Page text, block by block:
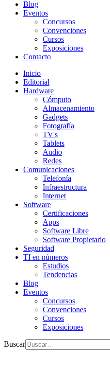
Blog
Eventos
Concursos
Convenciones
Cursos
Exposiciones
Contacto
Inicio
Editorial
Hardware
Cómputo
Almacenamiento
Gadgets
Fotografía
TV's
Tablets
Audio
Redes
Comunicaciones
Telefonía
Infraestructura
Internet
Software
Certificaciones
Apps
Software Libre
Software Propietario
Seguridad
TI en números
Estudios
Tendencias
Blog
Eventos
Concursos
Convenciones
Cursos
Exposiciones
Buscar